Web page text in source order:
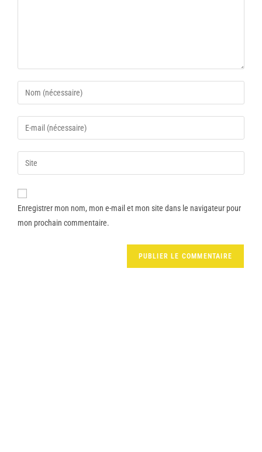
Enregistrer mon nom, mon e-mail et mon site dans le navigateur pour
mon prochain commentaire.